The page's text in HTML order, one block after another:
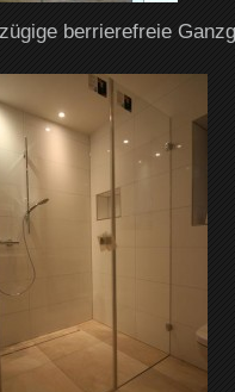
berrierefreie